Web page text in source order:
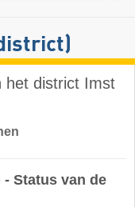
het district Imst
Status van de